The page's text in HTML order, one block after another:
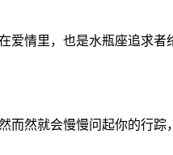
爱情里，也是水瓶座追求者
而然就会慢慢问起你的行踪